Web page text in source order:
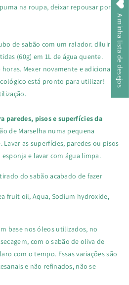
na roupa, deixar repousar por 10
de sabão com um ralador. diluir
(60g) em 1L de água quente.
Mexer novamente e adicionar 1L
está pronto para utilizar!
paredes, pisos e superfícies da
de Marselha numa pequena
as superfícies, paredes ou pisos
e lavar com água limpa.
do sabão acabado de fazer
fruit oil, Aqua, Sodium hydroxide,
base nos óleos utilizados, no
com o sabão de oliva de
com o tempo. Essas variações são
e não refinados, não se
A minha lista de desejos